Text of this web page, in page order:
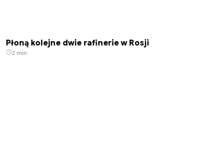
Płoną kolejne dwie rafinerie w Rosji
2 min.